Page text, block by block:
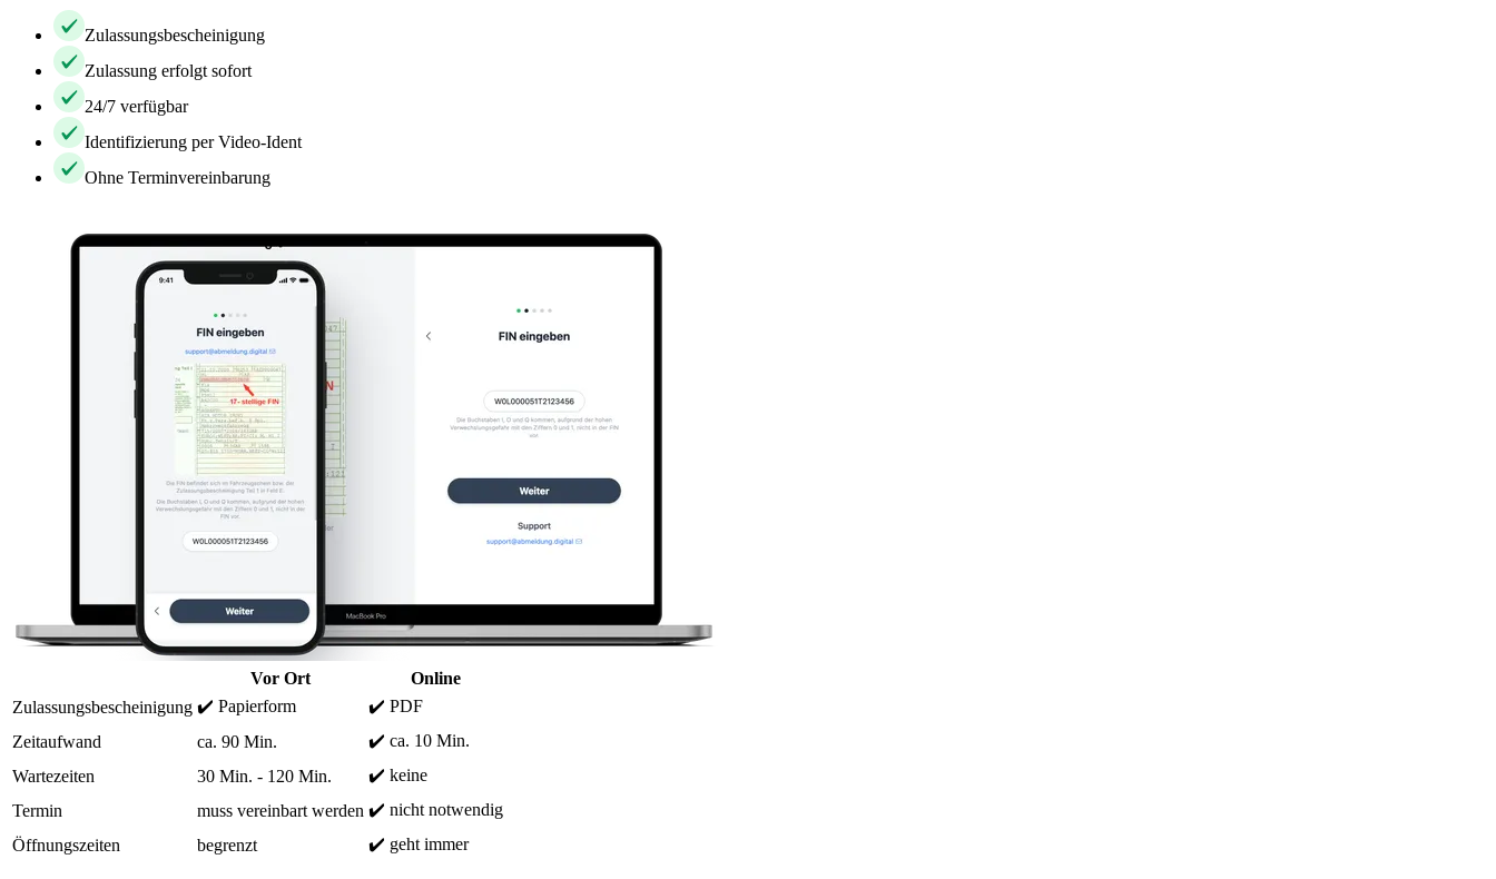
Zulassungsbescheinigung
Zulassung erfolgt sofort
24/7 verfügbar
Identifizierung per Video-Ident
Ohne Terminvereinbarung
Vor Ort
Online
Zulassungsbescheinigung ✔️ Papierform
✔️ PDF
Zeitaufwand
ca. 90 Min.
✔️ ca. 10 Min.
Wartezeiten
30 Min. - 120 Min.
✔️ keine
Termin
muss vereinbart werden ✔️ nicht notwendig
Öffnungszeiten
begrenzt ✔️ geht immer